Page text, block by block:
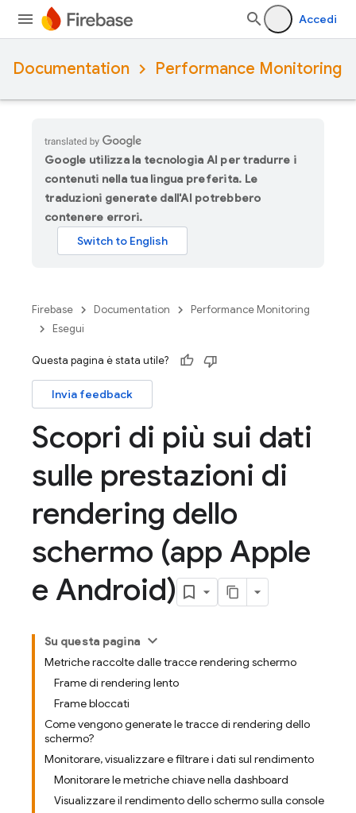
Accedi
Documentation Performance Monitoring
Google utilizza la tecnologia AI per tradurre i
contenuti nella tua lingua preferita. Le
traduzioni generate dall'AI potrebbero
contenere errori.
Firebase Documentation
Performance Monitoring
Esegui
Questa pagina è stata utile?
Invia feedback
Scopri di più sui dati
sulle prestazioni di
rendering dello
schermo (app Apple
e Android)
Su questa pagina
Metriche raccolte dalle tracce rendering schermo
Frame di rendering lento
Frame bloccati
Come vengono generate le tracce di rendering dello
schermo?
Monitorare, visualizzare e filtrare i dati sul rendimento
Monitorare le metriche chiave nella dashboard
Visualizzare il rendimento dello schermo sulla console